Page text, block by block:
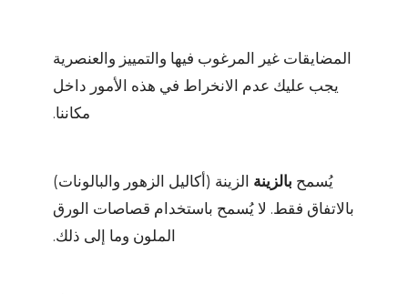
المضايقات غير المرغوب فيها والتمييز والعنصرية
يجب عليك عدم الانخراط في هذه الأمور داخل
مكاننا.
يُسمح بالزينة الزينة (أكاليل الزهور والبالونات)
بالاتفاق فقط. لا يُسمح باستخدام قصاصات الورق
الملون وما إلى ذلك.